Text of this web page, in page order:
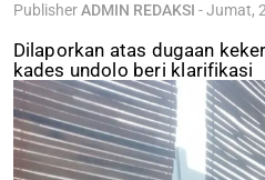
PublisherADMIN REDAKSI -Jumat,
Dilaporkan atas dugaan
kades undolo beri klarifikasi